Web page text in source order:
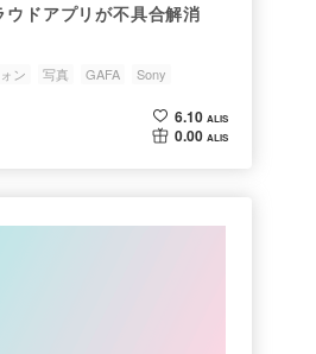
ドアプリが不具合解消
ン 写真 GAFA Sony
6.10 ALIS
0.00 ALIS